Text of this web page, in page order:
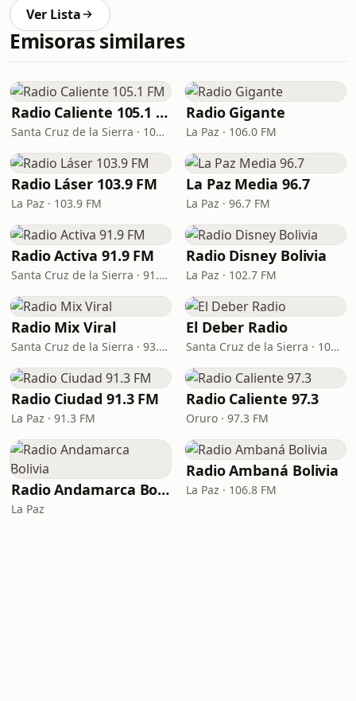
Ver Lista
Emisoras similares
Radio Caliente 105.1 FM
Santa Cruz de la Sierra · 105.1 FM
Radio Gigante
La Paz · 106.0 FM
Radio Láser 103.9 FM
La Paz · 103.9 FM
La Paz Media 96.7
La Paz · 96.7 FM
Radio Activa 91.9 FM
Santa Cruz de la Sierra · 91.9 FM
Radio Disney Bolivia
La Paz · 102.7 FM
Radio Mix Viral
Santa Cruz de la Sierra · 93.1 FM
El Deber Radio
Santa Cruz de la Sierra · 103.3 FM
Radio Ciudad 91.3 FM
La Paz · 91.3 FM
Radio Caliente 97.3
Oruro · 97.3 FM
Radio Andamarca Bolivia
La Paz
Radio Ambaná Bolivia
La Paz · 106.8 FM